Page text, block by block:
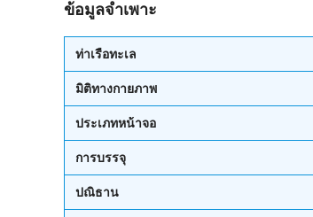
ข้อมูลจำเพาะ
ท่าเรือทะเล
มิติทางกายภาพ
ประเภทหน้าจอ
การบรรจุ
ปณิธาน